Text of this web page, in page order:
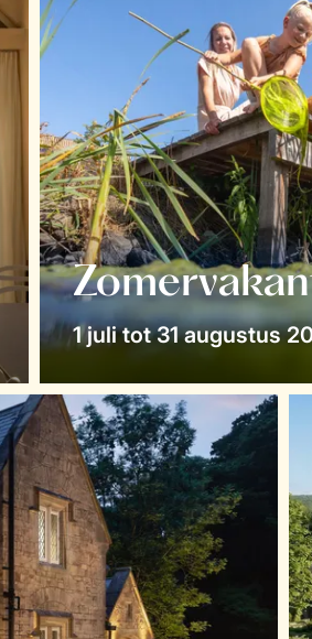
1 juli tot 31 augustus